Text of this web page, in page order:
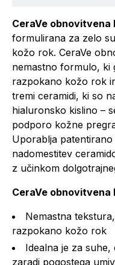
CeraVe obnovitvena
formulirana za zelo
kožo rok. CeraVe
nemastno formulo, ki
razpokano kožo rok
tremi ceramidi, ki so
hialuronsko kislino –
podporo kožne
Uporablja
nadomestitev
z učinkom
CeraVe
Nemastna
razpokano kožo rok
Idealna je za
zaradi pogostega